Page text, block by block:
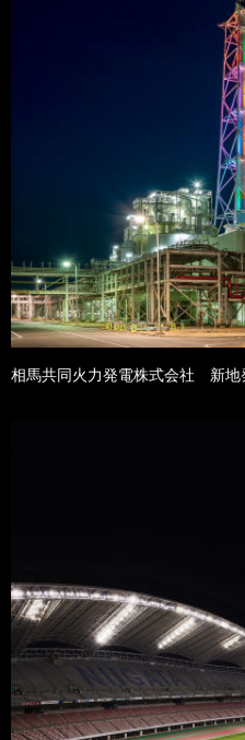
相馬共同火力発電株式会社 新地